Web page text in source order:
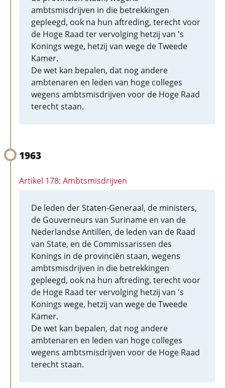
ambtsmisdrijven in die betrekkingen
gepleegd, ook na hun aftreding, terecht voor
de Hoge Raad ter vervolging hetzij van 's
Konings wege, hetzij van wege de Tweede
Kamer.
De wet kan bepalen, dat nog andere
ambtenaren en leden van hoge colleges
wegens ambtsmisdrijven voor de Hoge Raad
terecht staan.
1963
Artikel 178: Ambtsmisdrijven
De leden der Staten-Generaal, de ministers,
de Gouverneurs van Suriname en van de
Nederlandse Antillen, de leden van de Raad
van State, en de Commissarissen des
Konings in de provinciën staan, wegens
ambtsmisdrijven in die betrekkingen
gepleegd, ook na hun aftreding, terecht voor
de Hoge Raad ter vervolging hetzij van 's
Konings wege, hetzij van wege de Tweede
Kamer.
De wet kan bepalen, dat nog andere
ambtenaren en leden van hoge colleges
wegens ambtsmisdrijven voor de Hoge Raad
terecht staan.